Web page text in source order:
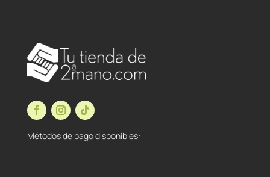
Métodos de pago disponibles: